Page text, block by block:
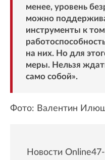
менее, уровень
можно
инструменты к
на них. Но для
меры. Нельзя
само собой».
Фото: Валентин
Новости